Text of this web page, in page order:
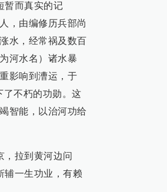
暂而真实的记
，由编修历兵部尚
水，经常祸及数百
河水名）诸水暴
影响到漕运，于
了不朽的功勋。这
智能，以治河功给
，拉到黄河边问
辅一生功业，有赖